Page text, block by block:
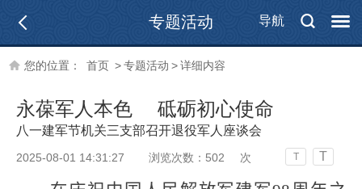
导航
专题活动
您的位置： 首页 >专题活动 >详细内容
永葆军人本色 砥砺初心使命
八一建军节机关三支部召开退役军人座谈会
2025-08-01 14:31:27 浏览次数： 502 次 T T